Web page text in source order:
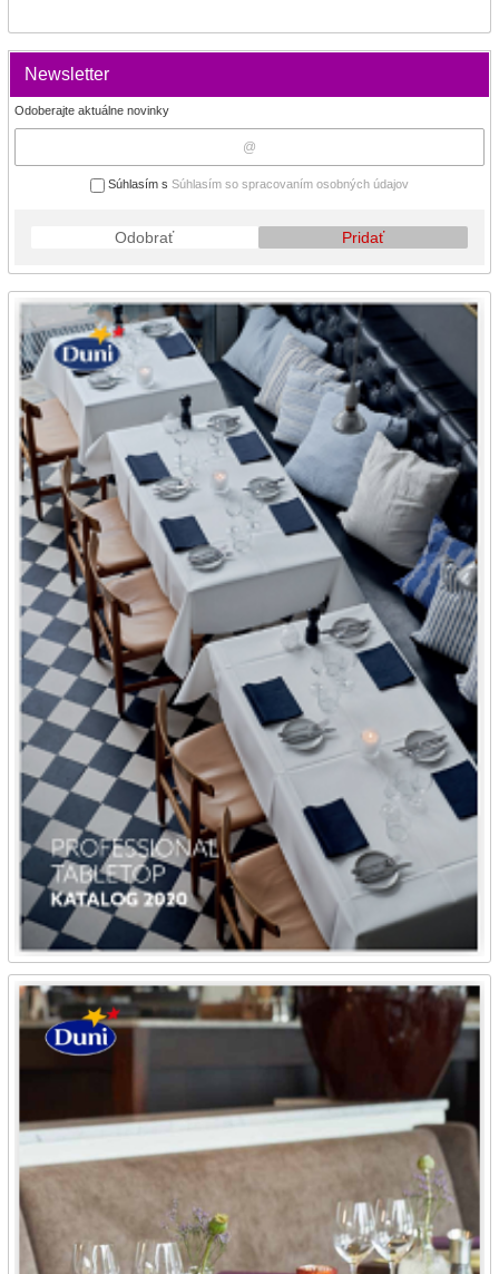
Newsletter
Odoberajte aktuálne novinky
Súhlasím s Súhlasím so spracovaním osobných údajov
Odobrať Pridať